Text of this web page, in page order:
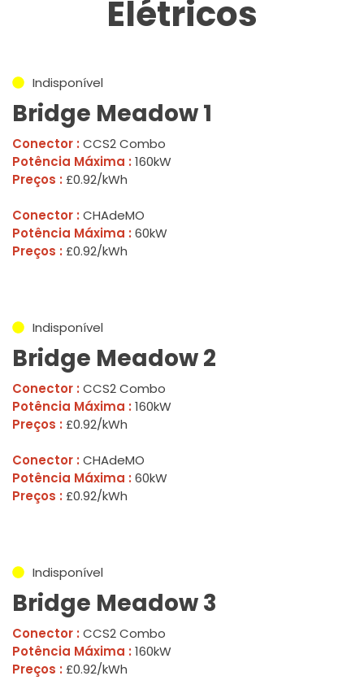
Elétricos
Indisponível
Bridge Meadow 1
Conector : CCS2 Combo
Potência Máxima : 160kW
Preços : £0.92/kWh
Conector : CHAdeMO
Potência Máxima : 60kW
Preços : £0.92/kWh
Indisponível
Bridge Meadow 2
Conector : CCS2 Combo
Potência Máxima : 160kW
Preços : £0.92/kWh
Conector : CHAdeMO
Potência Máxima : 60kW
Preços : £0.92/kWh
Indisponível
Bridge Meadow 3
Conector : CCS2 Combo
Potência Máxima : 160kW
Preços : £0.92/kWh